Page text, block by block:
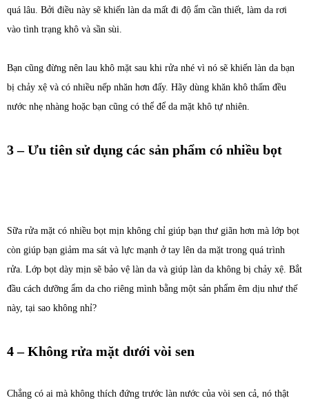
quá lâu. Bởi điều này sẽ khiến làn da mất đi độ ẩm cần thiết, làm da rơi
vào tình trạng khô và sần sùi.
Bạn cũng đừng nên lau khô mặt sau khi rửa nhé vì nó sẽ khiến làn da bạn
bị chảy xệ và có nhiều nếp nhăn hơn đấy. Hãy dùng khăn khô thấm đều
nước nhẹ nhàng hoặc bạn cũng có thể để da mặt khô tự nhiên.
3 – Ưu tiên sử dụng các sản phẩm có nhiều bọt
Sữa rửa mặt có nhiều bọt mịn không chỉ giúp bạn thư giãn hơn mà lớp bọt
còn giúp bạn giảm ma sát và lực mạnh ở tay lên da mặt trong quá trình
rửa. Lớp bọt dày mịn sẽ bảo vệ làn da và giúp làn da không bị chảy xệ. Bắt
đầu cách dưỡng ẩm da cho riêng mình bằng một sản phẩm êm dịu như thế
này, tại sao không nhỉ?
4 – Không rửa mặt dưới vòi sen
Chẳng có ai mà không thích đứng trước làn nước của vòi sen cả, nó thật